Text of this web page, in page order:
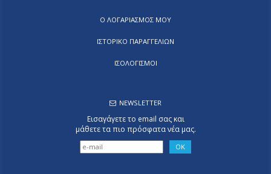
Ο ΛΟΓΑΡΙΑΣΜΟΣ ΜΟΥ
ΙΣΤΟΡΙΚΟ ΠΑΡΑΓΓΕΛΙΩΝ
ΙΣΟΛΟΓΙΣΜΟΙ
NEWSLETTER
Εισαγάγετε το email σας και
μάθετε τα πιο πρόσφατα νέα μας.